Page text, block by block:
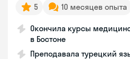
5 10 месяцев опыта
Окончила курсы
в Бостоне
Преподавала турецкий